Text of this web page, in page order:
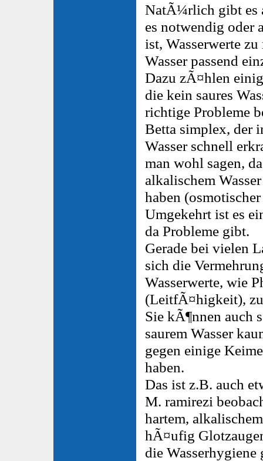
NatÃ¼rlich gibt es
es notwendig oder
ist, Wasserwerte
Wasser passend
Dazu zÃ¤hlen
die kein saures
richtige Probleme
Betta simplex, der
Wasser schnell
man wohl sagen,
alkalischem
haben
Umgekehrt ist es
da Probleme gibt.
Gerade bei vielen
sich die
Wasserwerte, wie
(LeitfÃ¤higkeit),
Sie kÃ¶nnen auch
saurem Wasser
gegen einige
haben.
Das ist z.B. auch
M. ramirezi
hartem,
hÃ¤ufig
die Wasserhygiene